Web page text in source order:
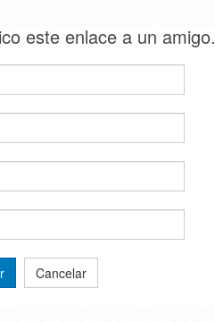
este enlace a un amigo.
Cancelar